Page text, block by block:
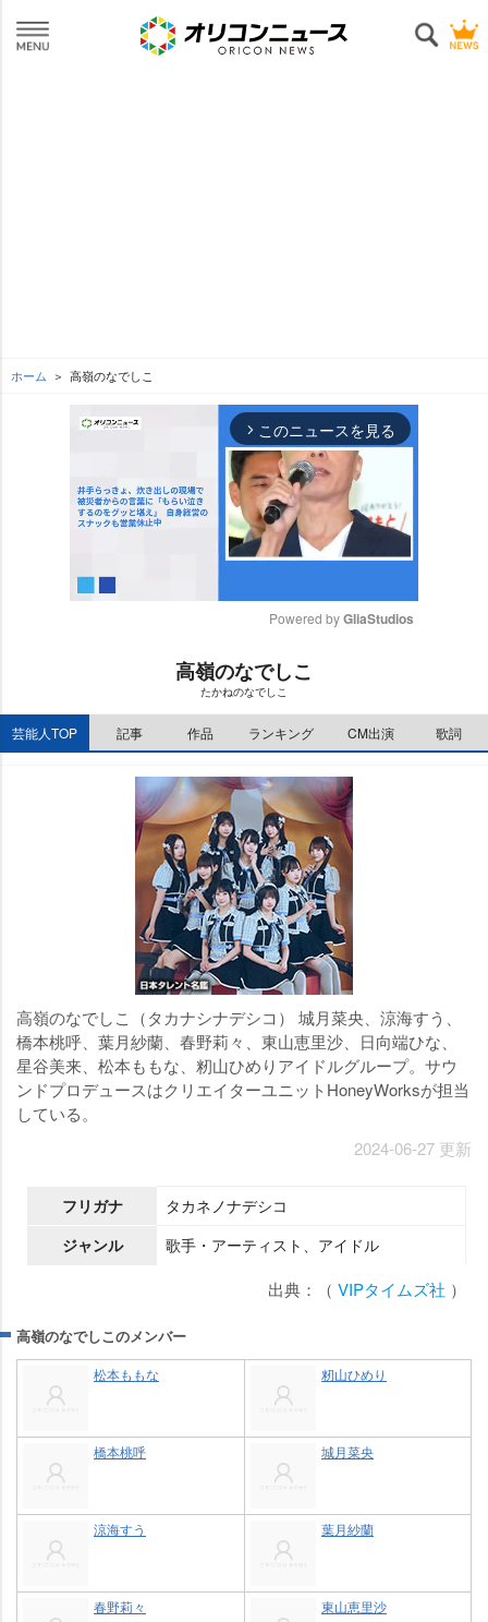
ホーム 高嶺のなでしこ
arrow_forward_ios このニュースを見る
e
Powered by GliaStudios
高嶺のなでしこ
たかねのなでしこ
芸能人TOP 記事 作品 ランキング CM出演 歌詞
高嶺のなでしこ（タカナシナデシコ） 城月菜央、涼海すう、
橋本桃呼、葉月紗蘭、春野莉々、東山恵里沙、日向端ひな、
星谷美来、松本ももな、籾山ひめりアイドルグループ。サウ
ンドプロデュースはクリエイターユニットHoneyWorksが担当
している。
2024-06-27 更新
フリガナ
タカネノナデシコ
ジャンル
歌手・アーティスト、アイドル
出典：（ VIPタイムズ社 ）
高嶺のなでしこのメンバー
松本ももな 籾山ひめり
橋本桃呼 城月菜央
涼海すう 葉月紗蘭
春野莉々 東山恵里沙